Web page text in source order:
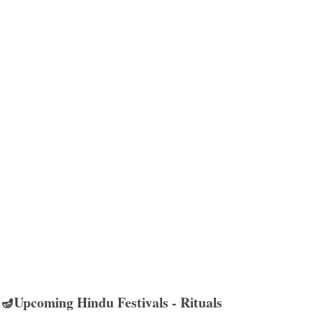
🪔Upcoming Hindu Festivals - Rituals